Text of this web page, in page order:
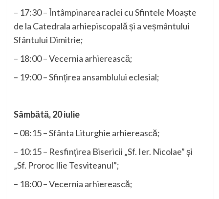
– 17:30 – Întâmpinarea raclei cu Sfintele Moaște
de la Catedrala arhiepiscopală și a veșmântului
Sfântului Dimitrie;
– 18:00 – Vecernia arhierească;
– 19:00 – Sfințirea ansamblului eclesial;
Sâmbătă, 20 iulie
– 08:15 – Sfânta Liturghie arhierească;
– 10:15 – Resfințirea Bisericii „Sf. Ier. Nicolae” și
„Sf. Proroc Ilie Tesviteanul”;
– 18:00 – Vecernia arhierească;